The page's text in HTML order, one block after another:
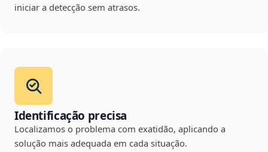
iniciar a detecção sem atrasos.
Identificação precisa
Localizamos o problema com exatidão, aplicando a
solução mais adequada em cada situação.